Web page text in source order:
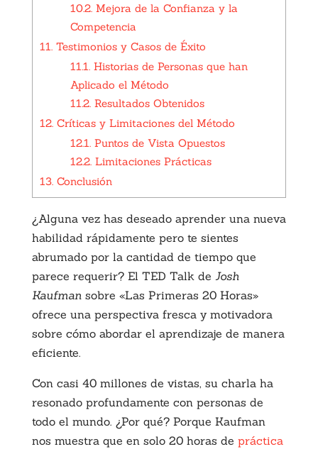
10.2.Mejora de la Confianza y la
Competencia
11.Testimonios y Casos de Éxito
11.1.Historias de Personas que han
Aplicado el Método
11.2.Resultados Obtenidos
12.Críticas y Limitaciones del Método
12.1.Puntos de Vista Opuestos
12.2.Limitaciones Prácticas
13.Conclusión
¿Alguna vez has deseado aprender una nueva
habilidad rápidamente pero te sientes
abrumado por la cantidad de tiempo que
parece requerir? El TED Talk de Josh
Kaufman sobre «Las Primeras 20 Horas»
ofrece una perspectiva fresca y motivadora
sobre cómo abordar el aprendizaje de manera
eficiente.
Con casi 40 millones de vistas, su charla ha
resonado profundamente con personas de
todo el mundo. ¿Por qué? Porque Kaufman
nos muestra que en solo 20 horas de práctica